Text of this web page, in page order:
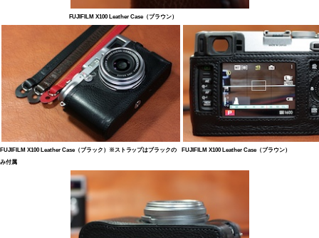
FUJIFILM X100 Leather Case（ブラウン）
FUJIFILM X100 Leather Case（ブラック）※ストラップはブラックの
み付属
FUJIFILM X100 Leather Case（ブラウン）